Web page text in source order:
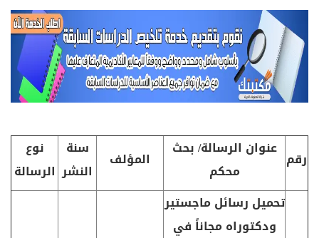
رقم
عنوان الرسالة/ بحث
محكم
المؤلف
سنة
النشر
نوع
الرسالة
تحميل رسائل ماجستير
ودكتوراه مجاناً في